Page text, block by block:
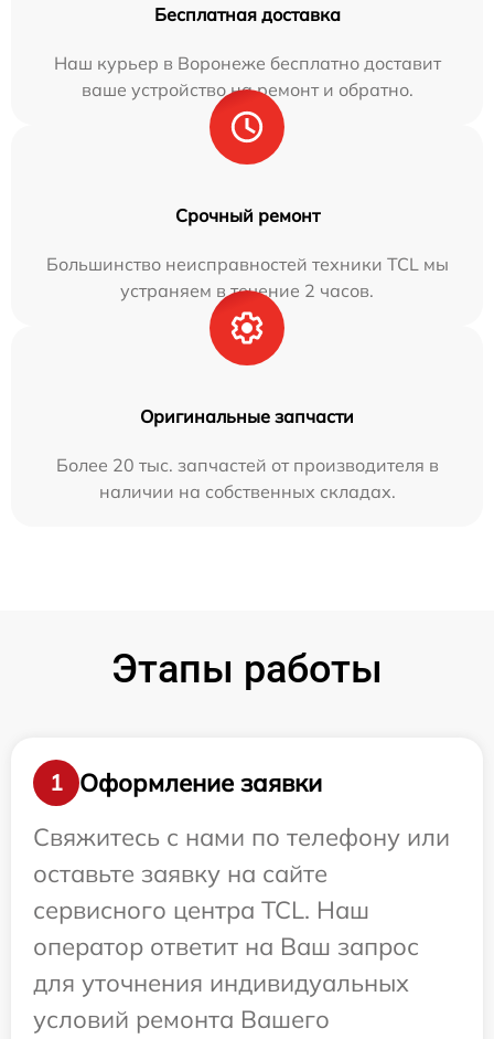
Бесплатная доставка
Наш курьер в Воронеже бесплатно доставит
ваше устройство на ремонт и обратно.
Срочный ремонт
Большинство неисправностей техники TCL мы
устраняем в течение 2 часов.
Оригинальные запчасти
Более 20 тыс. запчастей от производителя в
наличии на собственных складах.
Этапы работы
1
Оформление заявки
Свяжитесь с нами по телефону или
оставьте заявку на сайте
сервисного центра TCL. Наш
оператор ответит на Ваш запрос
для уточнения индивидуальных
условий ремонта Вашего